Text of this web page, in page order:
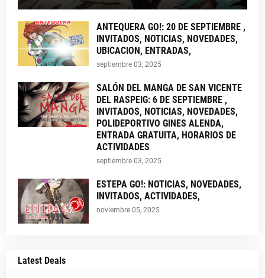
ANTEQUERA GO!: 20 DE SEPTIEMBRE ,
INVITADOS, NOTICIAS, NOVEDADES,
UBICACION, ENTRADAS,
septiembre 03, 2025
SALÓN DEL MANGA DE SAN VICENTE
DEL RASPEIG: 6 DE SEPTIEMBRE ,
INVITADOS, NOTICIAS, NOVEDADES,
POLIDEPORTIVO GINES ALENDA,
ENTRADA GRATUITA, HORARIOS DE
ACTIVIDADES
septiembre 03, 2025
ESTEPA GO!: NOTICIAS, NOVEDADES,
INVITADOS, ACTIVIDADES,
noviembre 05, 2025
Latest Deals